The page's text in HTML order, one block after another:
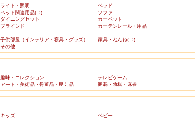
ライト・照明 ベッド
ベッド関連用品(⇒) ソファ
ダイニングセット カーペット
ブラインド カーテンレール・用品
子供部屋（インテリア・寝具・グッズ） 家具・ねんね(⇒)
その他
趣味・コレクション テレビゲーム
アート・美術品・骨董品・民芸品 囲碁・将棋・麻雀
キッズ ベビー